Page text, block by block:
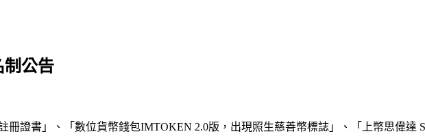
制公告
冊證書」、「數位貨幣錢包IMTOKEN 2.0版，出現照生慈善幣標誌」、「上幣思偉達